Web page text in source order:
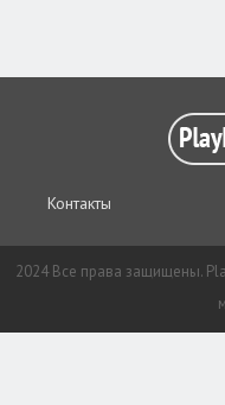
Контакты
2024 Все права защищены.